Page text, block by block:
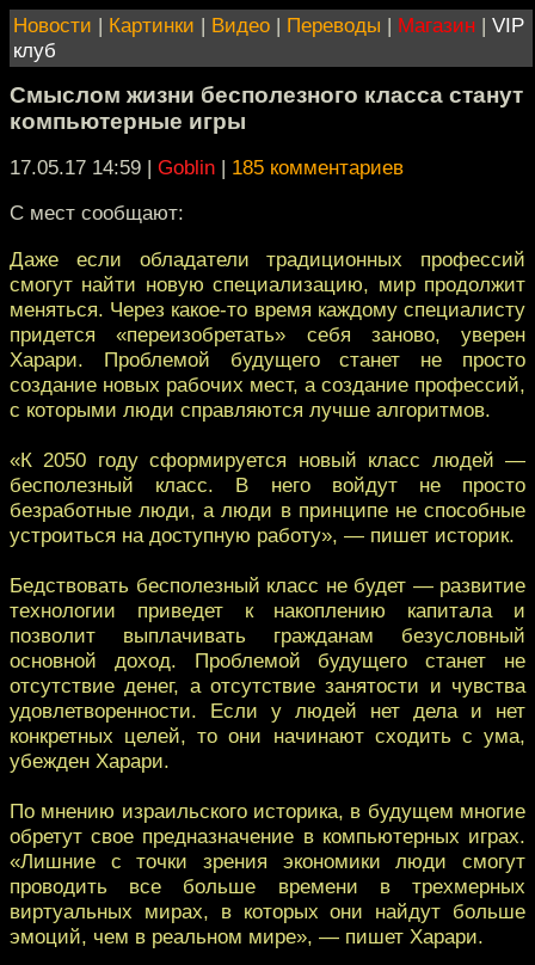
Новости | Картинки | Видео | Переводы | Магазин | VIP
клуб
Смыслом жизни бесполезного класса станут
компьютерные игры
17.05.17 14:59 | Goblin | 185 комментариев
С мест сообщают:
Даже если обладатели традиционных профессий
смогут найти новую специализацию, мир продолжит
меняться. Через какое-то время каждому специалисту
придется «переизобретать» себя заново, уверен
Харари. Проблемой будущего станет не просто
создание новых рабочих мест, а создание профессий,
с которыми люди справляются лучше алгоритмов.
«К 2050 году сформируется новый класс людей —
бесполезный класс. В него войдут не просто
безработные люди, а люди в принципе не способные
устроиться на доступную работу», — пишет историк.
Бедствовать бесполезный класс не будет — развитие
технологии приведет к накоплению капитала и
позволит выплачивать гражданам безусловный
основной доход. Проблемой будущего станет не
отсутствие денег, а отсутствие занятости и чувства
удовлетворенности. Если у людей нет дела и нет
конкретных целей, то они начинают сходить с ума,
убежден Харари.
По мнению израильского историка, в будущем многие
обретут свое предназначение в компьютерных играх.
«Лишние с точки зрения экономики люди смогут
проводить все больше времени в трехмерных
виртуальных мирах, в которых они найдут больше
эмоций, чем в реальном мире», — пишет Харари.